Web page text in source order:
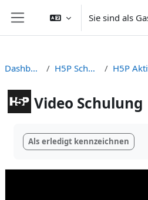
Website-Übersicht
Sie sind als
Dashboard H5P Schulung
Video Schulung
Als erledigt kennzeichnen